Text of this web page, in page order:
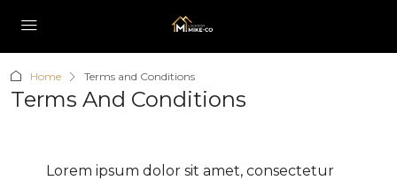
Home Terms and Conditions
Terms And Conditions
Lorem ipsum dolor sit amet, consectetur